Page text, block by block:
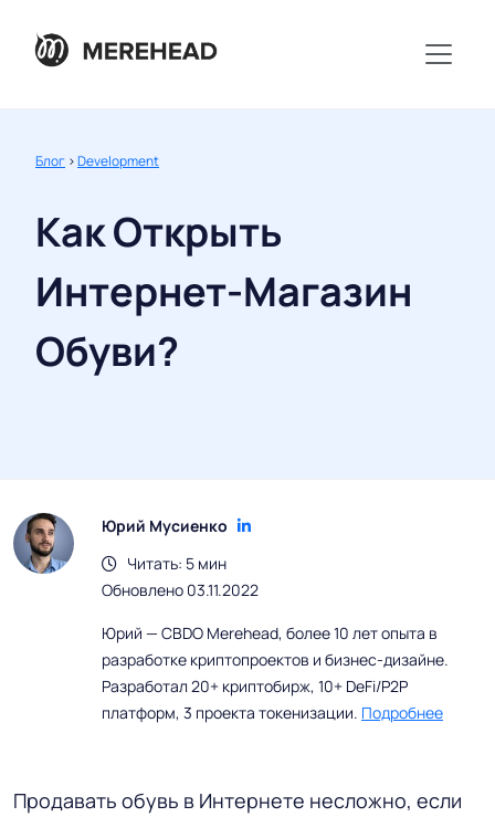
Блог >Development
Как Открыть
Интернет-Магазин
Обуви?
Юрий Мусиенко
Читать: 5 мин
Обновлено 03.11.2022
Юрий — CBDO Merehead, более 10 лет опыта в
разработке криптопроектов и бизнес-дизайне.
Разработал 20+ криптобирж, 10+ DeFi/P2P
платформ, 3 проекта токенизации. Подробнее
Продавать обувь в Интернете несложно, если